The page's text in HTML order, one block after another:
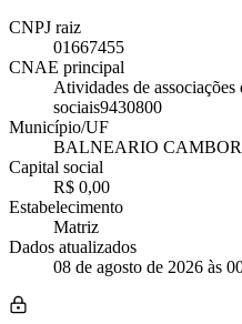
CNPJ raiz
01667455
CNAE principal
Atividades de associações
sociais9430800
Município/UF
BALNEARIO
Capital social
R$ 0,00
Estabelecimento
Matriz
Dados atualizados
08 de agosto de 2026 às